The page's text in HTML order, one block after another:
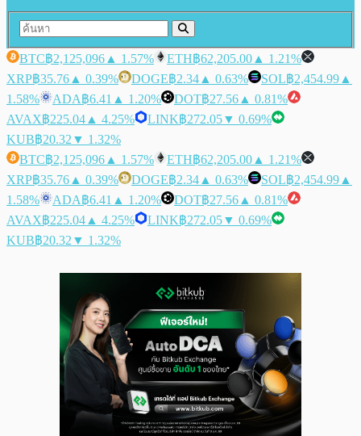
BTC฿2,125,096 ▲ 1.57% ETH฿62,205.00 ▲ 1.21%
XRP฿35.76 ▲ 0.39% DOGE฿2.34 ▲ 0.63% SOL฿2,454.99 ▲
1.58%
ADA฿6.41 ▲ 1.20% DOT฿27.56 ▲ 0.81%
AVAX฿225.04 ▲ 4.25% LINK฿272.05▼ 0.69%
KUB฿20.32 ▼ 1.32%
BTC฿2,125,096 ▲ 1.57% ETH฿62,205.00 ▲ 1.21%
XRP฿35.76 ▲ 0.39% DOGE฿2.34 ▲ 0.63% SOL฿2,454.99 ▲
1.58%
ADA฿6.41 ▲ 1.20% DOT฿27.56 ▲ 0.81%
AVAX฿225.04 ▲ 4.25% LINK฿272.05▼ 0.69%
KUB฿20.32 ▼ 1.32%